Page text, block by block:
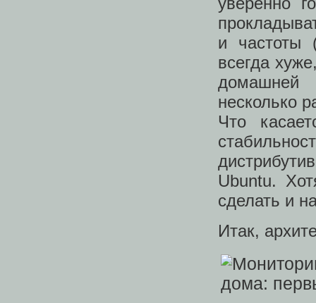
и частоты
всегда
несколько
Что
Ubuntu.
сделать и
Итак,